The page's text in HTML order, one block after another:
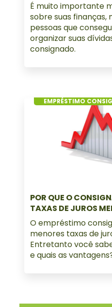
É muito importante
sobre suas finanças,
pessoas que
organizar suas
consignado.
EMPRÉSTIMO
POR QUE O
TAXAS DE JUROS
O empréstimo
menores taxas de
Entretanto você
e quais as